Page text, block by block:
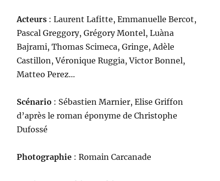
Acteurs : Laurent Lafitte, Emmanuelle Bercot,
Pascal Greggory, Grégory Montel, Luàna
Bajrami, Thomas Scimeca, Gringe, Adèle
Castillon, Véronique Ruggia, Victor Bonnel,
Matteo Perez…
Scénario : Sébastien Marnier, Elise Griffon
d’après le roman éponyme de Christophe
Dufossé
Photographie : Romain Carcanade